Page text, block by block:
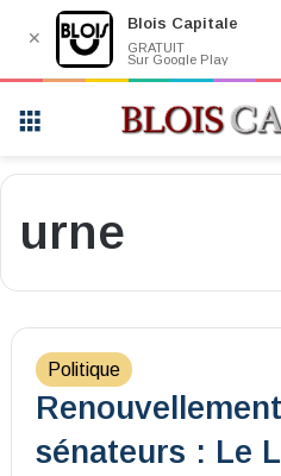
urne
Politique
sénateurs : Le
✕
Blois Capitale
GRATUIT
Sur Google Play